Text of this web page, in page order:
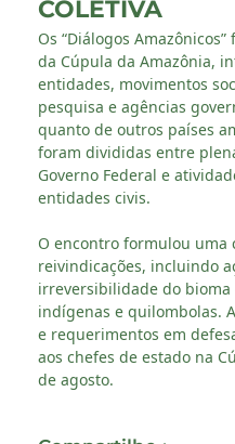
COLETIVA
Os “Diálogos
da Cúpula da Amazônia,
entidades, movimentos
pesquisa e agências
quanto de outros países
foram divididas entre
Governo Federal e
entidades civis.
O encontro formulou uma
reivindicações, incluindo
irreversibilidade do
indígenas e quilombolas.
e requerimentos em
aos chefes de estado na
de agosto.